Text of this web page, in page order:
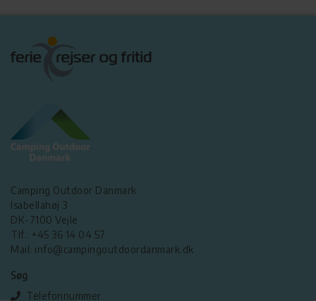
Camping Outdoor Danmark
Isabellahøj 3
DK-7100 Vejle
Tlf.: +45 36 14 04 57
Mail: info@campingoutdoordanmark.dk
Søg
Telefonnummer